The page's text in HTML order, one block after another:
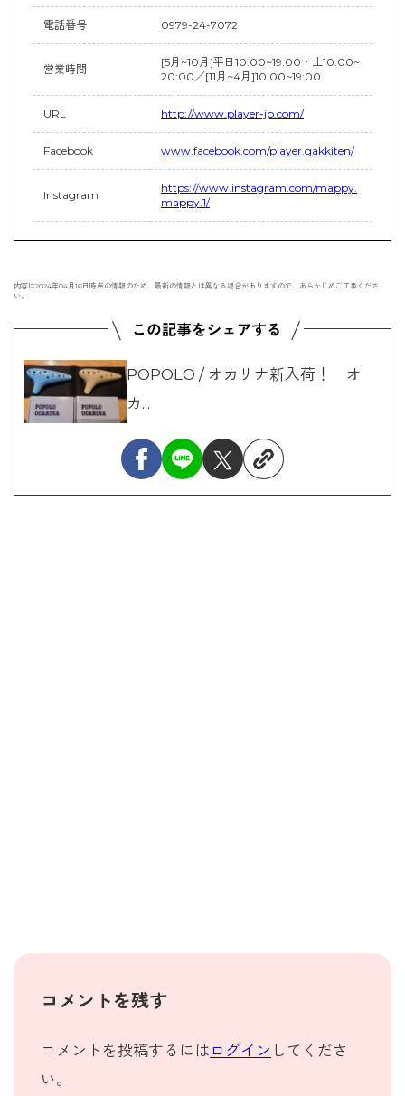
電話番号 0979-24-7072
営業時間
[5月~10月]平日10:00~19:00・土10:00~
20:00／[11月~4月]10:00~19:00
URL http://www.player-jp.com/
Facebook www.facebook.com/player.gakkiten/
Instagram
https://www.instagram.com/mappy.
mappy.1/
内容は2024年04月16日時点の情報のため、最新の情報とは異なる場合がありますので、あらかじめご了承くださ
い。
POPOLO / オカリナ新入荷！ オ
カ...
コメントを残す
コメントを投稿するには ログイン してくださ
い。